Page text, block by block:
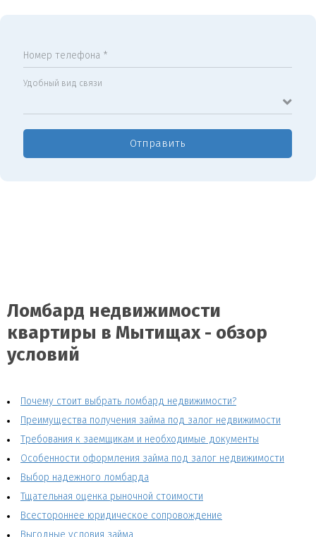
Номер телефона *
Удобный вид связи
Отправить
Ломбард недвижимости
квартиры в Мытищах - обзор
условий
Почему стоит выбрать ломбард недвижимости?
Преимущества получения займа под залог недвижимости
Требования к заемщикам и необходимые документы
Особенности оформления займа под залог недвижимости
Выбор надежного ломбарда
Тщательная оценка рыночной стоимости
Всестороннее юридическое сопровождение
Выгодные условия займа